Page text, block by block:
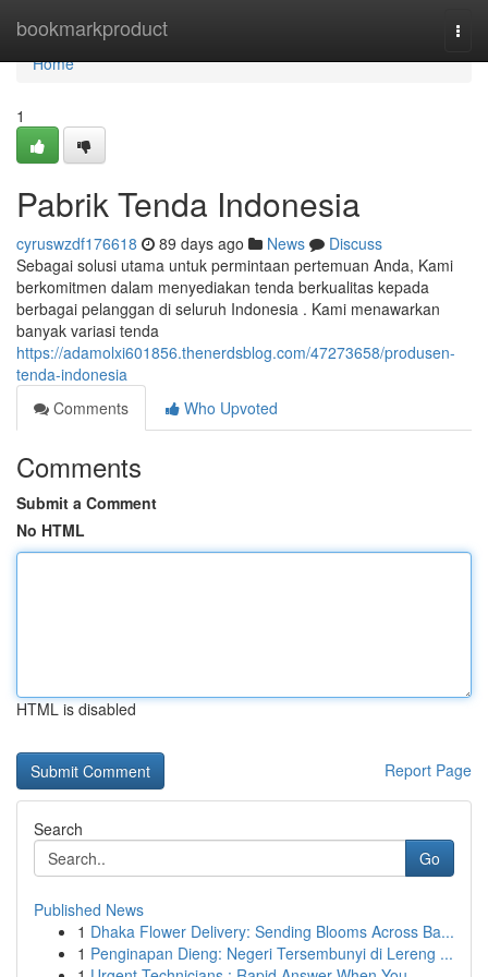
bookmarkproduct
Home
Home
1
Pabrik Tenda Indonesia
cyruswzdf176618 89 days ago News
Discuss
Sebagai solusi utama untuk permintaan pertemuan Anda, Kami
berkomitmen dalam menyediakan tenda berkualitas kepada
berbagai pelanggan di seluruh Indonesia . Kami menawarkan
banyak variasi tenda
https://adamolxi601856.thenerdsblog.com/47273658/produsen-
tenda-indonesia
Comments
Who Upvoted
Comments
Submit a Comment
No HTML
HTML is disabled
Report Page
Search
Go
Published News
1 Dhaka Flower Delivery: Sending Blooms Across Ba...
1 Penginapan Dieng: Negeri Tersembunyi di Lereng ...